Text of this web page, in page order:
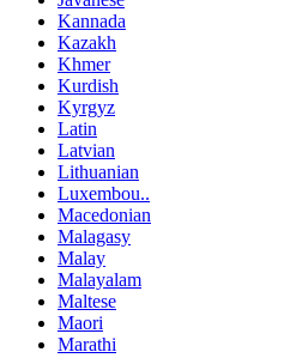
Kannada
Kazakh
Khmer
Kurdish
Kyrgyz
Latin
Latvian
Lithuanian
Luxembou..
Macedonian
Malagasy
Malay
Malayalam
Maltese
Maori
Marathi